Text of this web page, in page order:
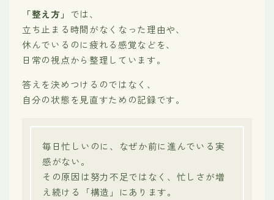
「整え方」 では、
立ち止まる時間がなくなった理由や、
休んでいるのに疲れる感覚などを、
日常の視点から整理しています。
答えを決めつけるのではなく、
自分の状態を見直すための記録です。
毎日忙しいのに、なぜか前に進んでいる実
感がない。
その原因は努力不足ではなく、忙しさが増
え続ける「構造」にあります。